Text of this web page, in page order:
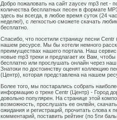
Добро пожаловать на сайт zaycev mp3 net -
количества бесплатных песен в формате
здесь вы всегда, в любое время суток (24
неделю!), с легкостью сможете скачать
бесплатно.
Спасибо, что посетили страницу песни Centr
нашем ресурсе. Мы бы хотели немного
преимуществах нашего портала. Наш
новые mp3 треки и предлагает их Вам,
бесплатно или прослушать онлайн через
Знатоки по достоинству оценят коллекцию
(Центр), которая представлена на нашем
Более того, мы постарались собрать
информацию о треке Centr (Центр) - Город
довольно популярен. На странице этой
возможность, прослушать ее онлвйн,
ожидания и регистраций, прочитать слова к
комментарий, поставить рейтинг (по 5ти